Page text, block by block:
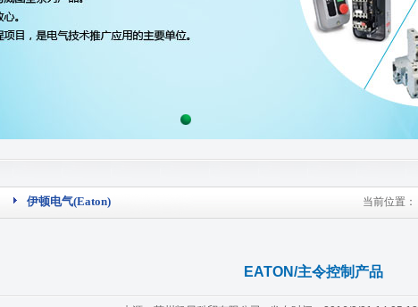
伊顿电气(Eaton) 当前位置：
EATON/主令控制产品